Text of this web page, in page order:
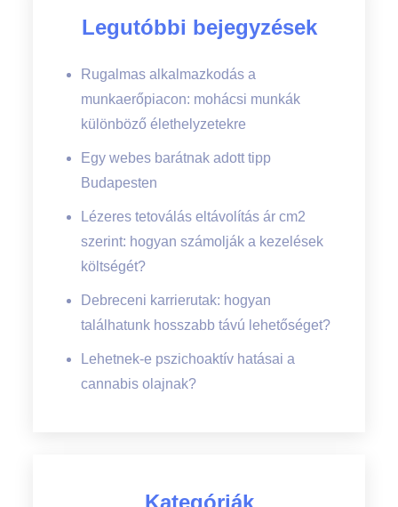
Legutóbbi bejegyzések
Rugalmas alkalmazkodás a
munkaerőpiacon: mohácsi munkák
különböző élethelyzetekre
Egy webes barátnak adott tipp
Budapesten
Lézeres tetoválás eltávolítás ár cm2
szerint: hogyan számolják a kezelések
költségét?
Debreceni karrierutak: hogyan
találhatunk hosszabb távú lehetőséget?
Lehetnek-e pszichoaktív hatásai a
cannabis olajnak?
Kategóriák